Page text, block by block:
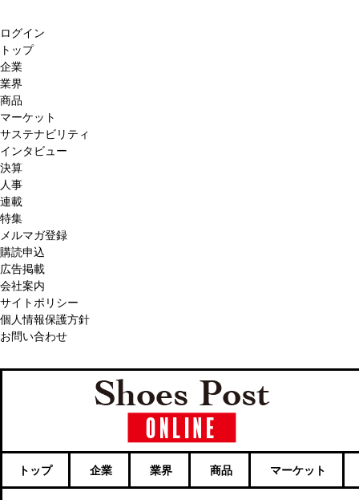
ログイン
トップ
企業
業界
商品
マーケット
サステナビリティ
インタビュー
決算
人事
連載
特集
メルマガ登録
購読申込
広告掲載
会社案内
サイトポリシー
個人情報保護方針
お問い合わせ
トップ 企業 業界 商品 マーケット